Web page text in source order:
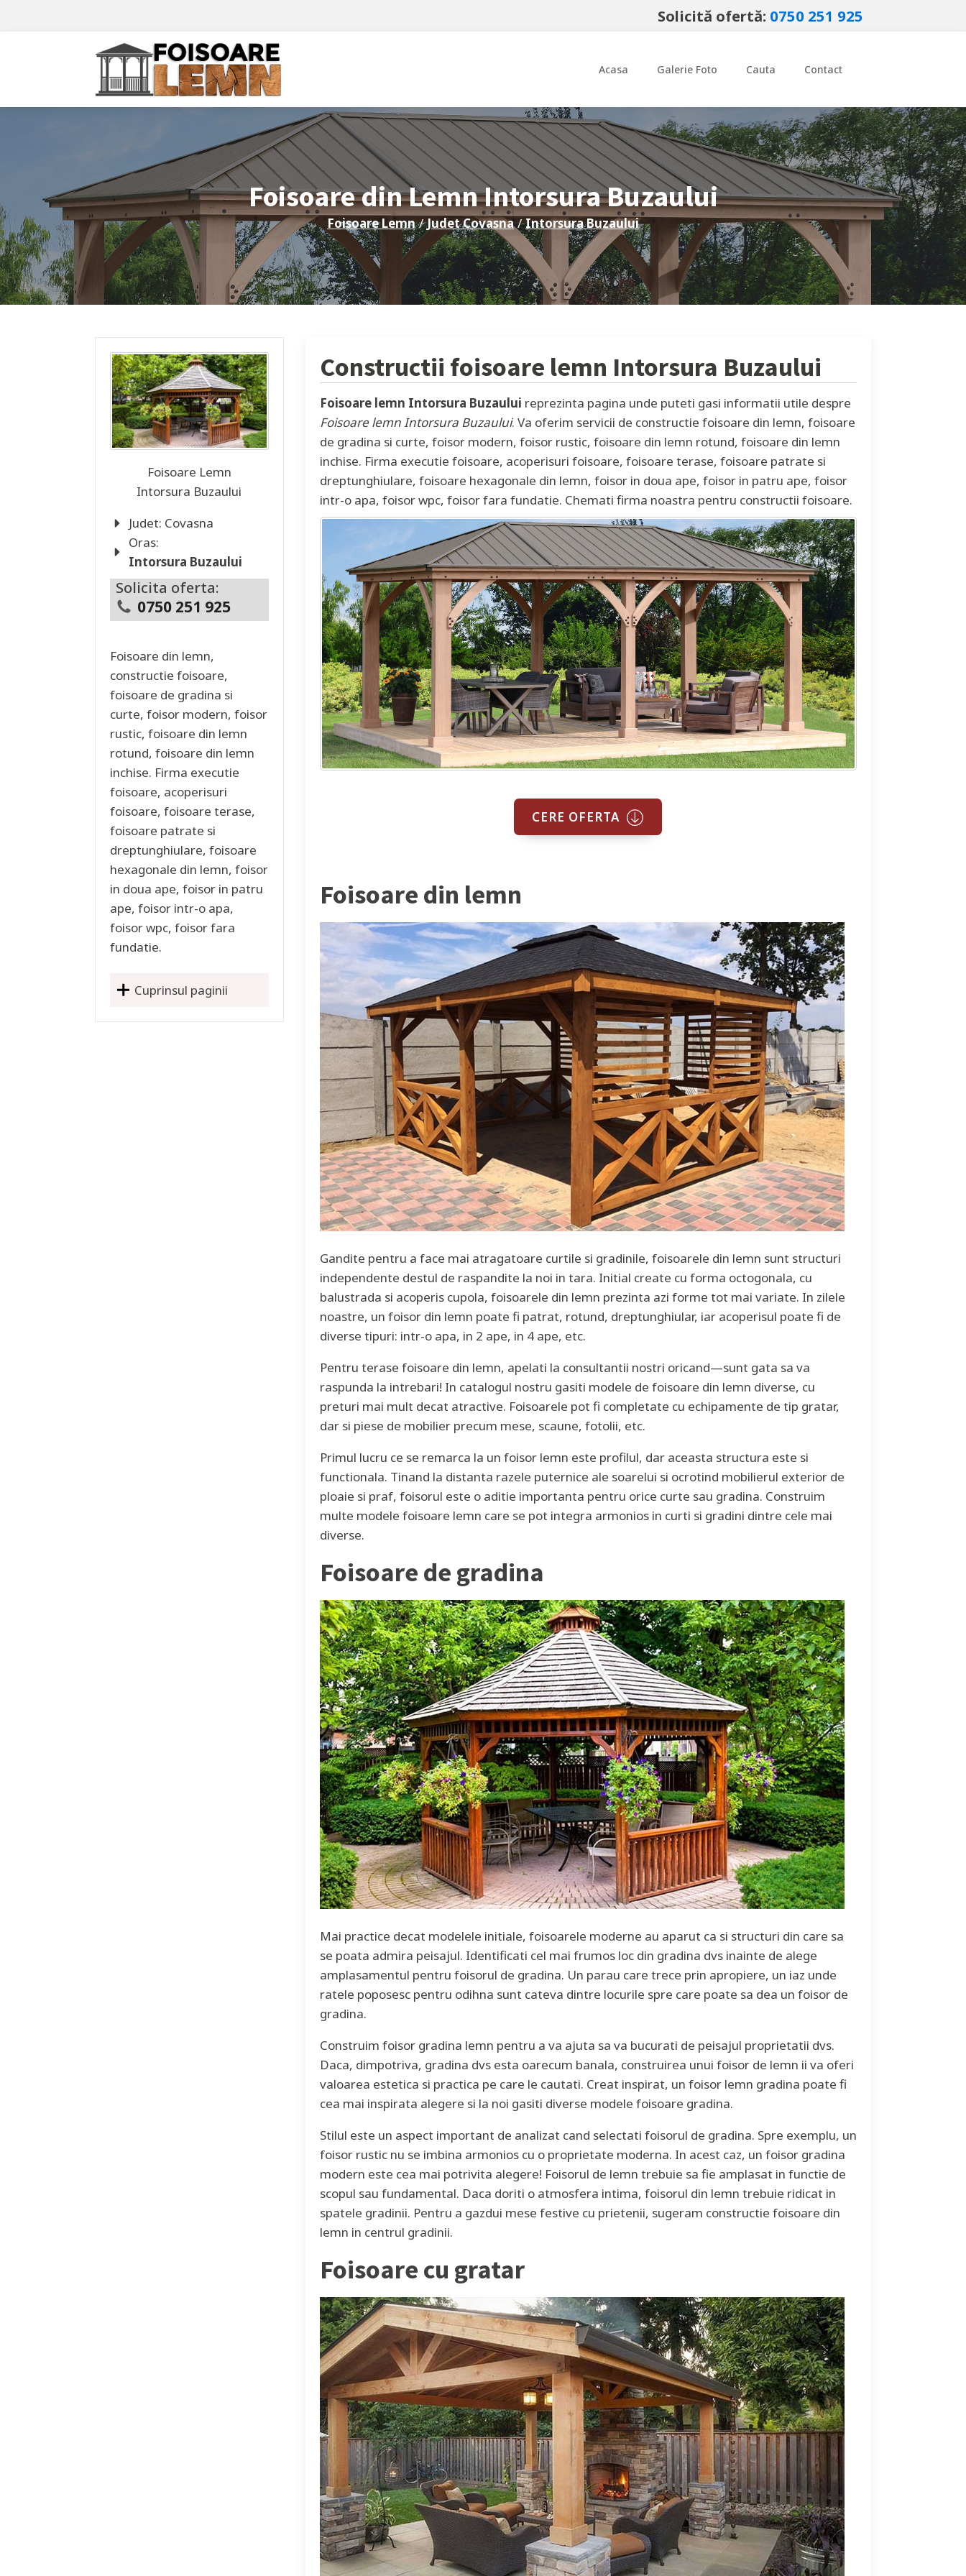
Solicită ofertă: 0750 251 925
Acasa Galerie Foto Cauta Contact
Foisoare din LemnIntorsura Buzaului
Foisoare Lemn / JudetCovasna / Intorsura Buzaului
Foisoare Lemn
Intorsura Buzaului
Judet: Covasna
Oras:
Intorsura Buzaului
Solicita oferta:
0750 251 925
Foisoare din lemn,
constructie foisoare,
foisoare de gradina si
curte, foisor modern, foisor
rustic, foisoare din lemn
rotund, foisoare din lemn
inchise. Firma executie
foisoare, acoperisuri
foisoare, foisoare terase,
foisoare patrate si
dreptunghiulare, foisoare
hexagonale din lemn, foisor
in doua ape, foisor in patru
ape, foisor intr-o apa,
foisor wpc, foisor fara
fundatie.
Cuprinsul paginii
Constructii foisoare lemn Intorsura Buzaului
Foisoare lemn Intorsura Buzaului reprezinta pagina unde puteti gasi informatii utile despre
Foisoare lemn Intorsura Buzaului. Va oferim servicii de constructie foisoare din lemn, foisoare
de gradina si curte, foisor modern, foisor rustic, foisoare din lemn rotund, foisoare din lemn
inchise. Firma executie foisoare, acoperisuri foisoare, foisoare terase, foisoare patrate si
dreptunghiulare, foisoare hexagonale din lemn, foisor in doua ape, foisor in patru ape, foisor
intr-o apa, foisor wpc, foisor fara fundatie. Chemati firma noastra pentru constructii foisoare.
CERE OFERTA
Foisoare din lemn
Gandite pentru a face mai atragatoare curtile si gradinile, foisoarele din lemn sunt structuri
independente destul de raspandite la noi in tara. Initial create cu forma octogonala, cu
balustrada si acoperis cupola, foisoarele din lemn prezinta azi forme tot mai variate. In zilele
noastre, un foisor din lemn poate fi patrat, rotund, dreptunghiular, iar acoperisul poate fi de
diverse tipuri: intr-o apa, in 2 ape, in 4 ape, etc.
Pentru terase foisoare din lemn, apelati la consultantii nostri oricand—sunt gata sa va
raspunda la intrebari! In catalogul nostru gasiti modele de foisoare din lemn diverse, cu
preturi mai mult decat atractive. Foisoarele pot fi completate cu echipamente de tip gratar,
dar si piese de mobilier precum mese, scaune, fotolii, etc.
Primul lucru ce se remarca la un foisor lemn este profilul, dar aceasta structura este si
functionala. Tinand la distanta razele puternice ale soarelui si ocrotind mobilierul exterior de
ploaie si praf, foisorul este o aditie importanta pentru orice curte sau gradina. Construim
multe modele foisoare lemn care se pot integra armonios in curti si gradini dintre cele mai
diverse.
Foisoare de gradina
Mai practice decat modelele initiale, foisoarele moderne au aparut ca si structuri din care sa
se poata admira peisajul. Identificati cel mai frumos loc din gradina dvs inainte de alege
amplasamentul pentru foisorul de gradina. Un parau care trece prin apropiere, un iaz unde
ratele poposesc pentru odihna sunt cateva dintre locurile spre care poate sa dea un foisor de
gradina.
Construim foisor gradina lemn pentru a va ajuta sa va bucurati de peisajul proprietatii dvs.
Daca, dimpotriva, gradina dvs esta oarecum banala, construirea unui foisor de lemn ii va oferi
valoarea estetica si practica pe care le cautati. Creat inspirat, un foisor lemn gradina poate fi
cea mai inspirata alegere si la noi gasiti diverse modele foisoare gradina.
Stilul este un aspect important de analizat cand selectati foisorul de gradina. Spre exemplu, un
foisor rustic nu se imbina armonios cu o proprietate moderna. In acest caz, un foisor gradina
modern este cea mai potrivita alegere! Foisorul de lemn trebuie sa fie amplasat in functie de
scopul sau fundamental. Daca doriti o atmosfera intima, foisorul din lemn trebuie ridicat in
spatele gradinii. Pentru a gazdui mese festive cu prietenii, sugeram constructie foisoare din
lemn in centrul gradinii.
Foisoare cu gratar